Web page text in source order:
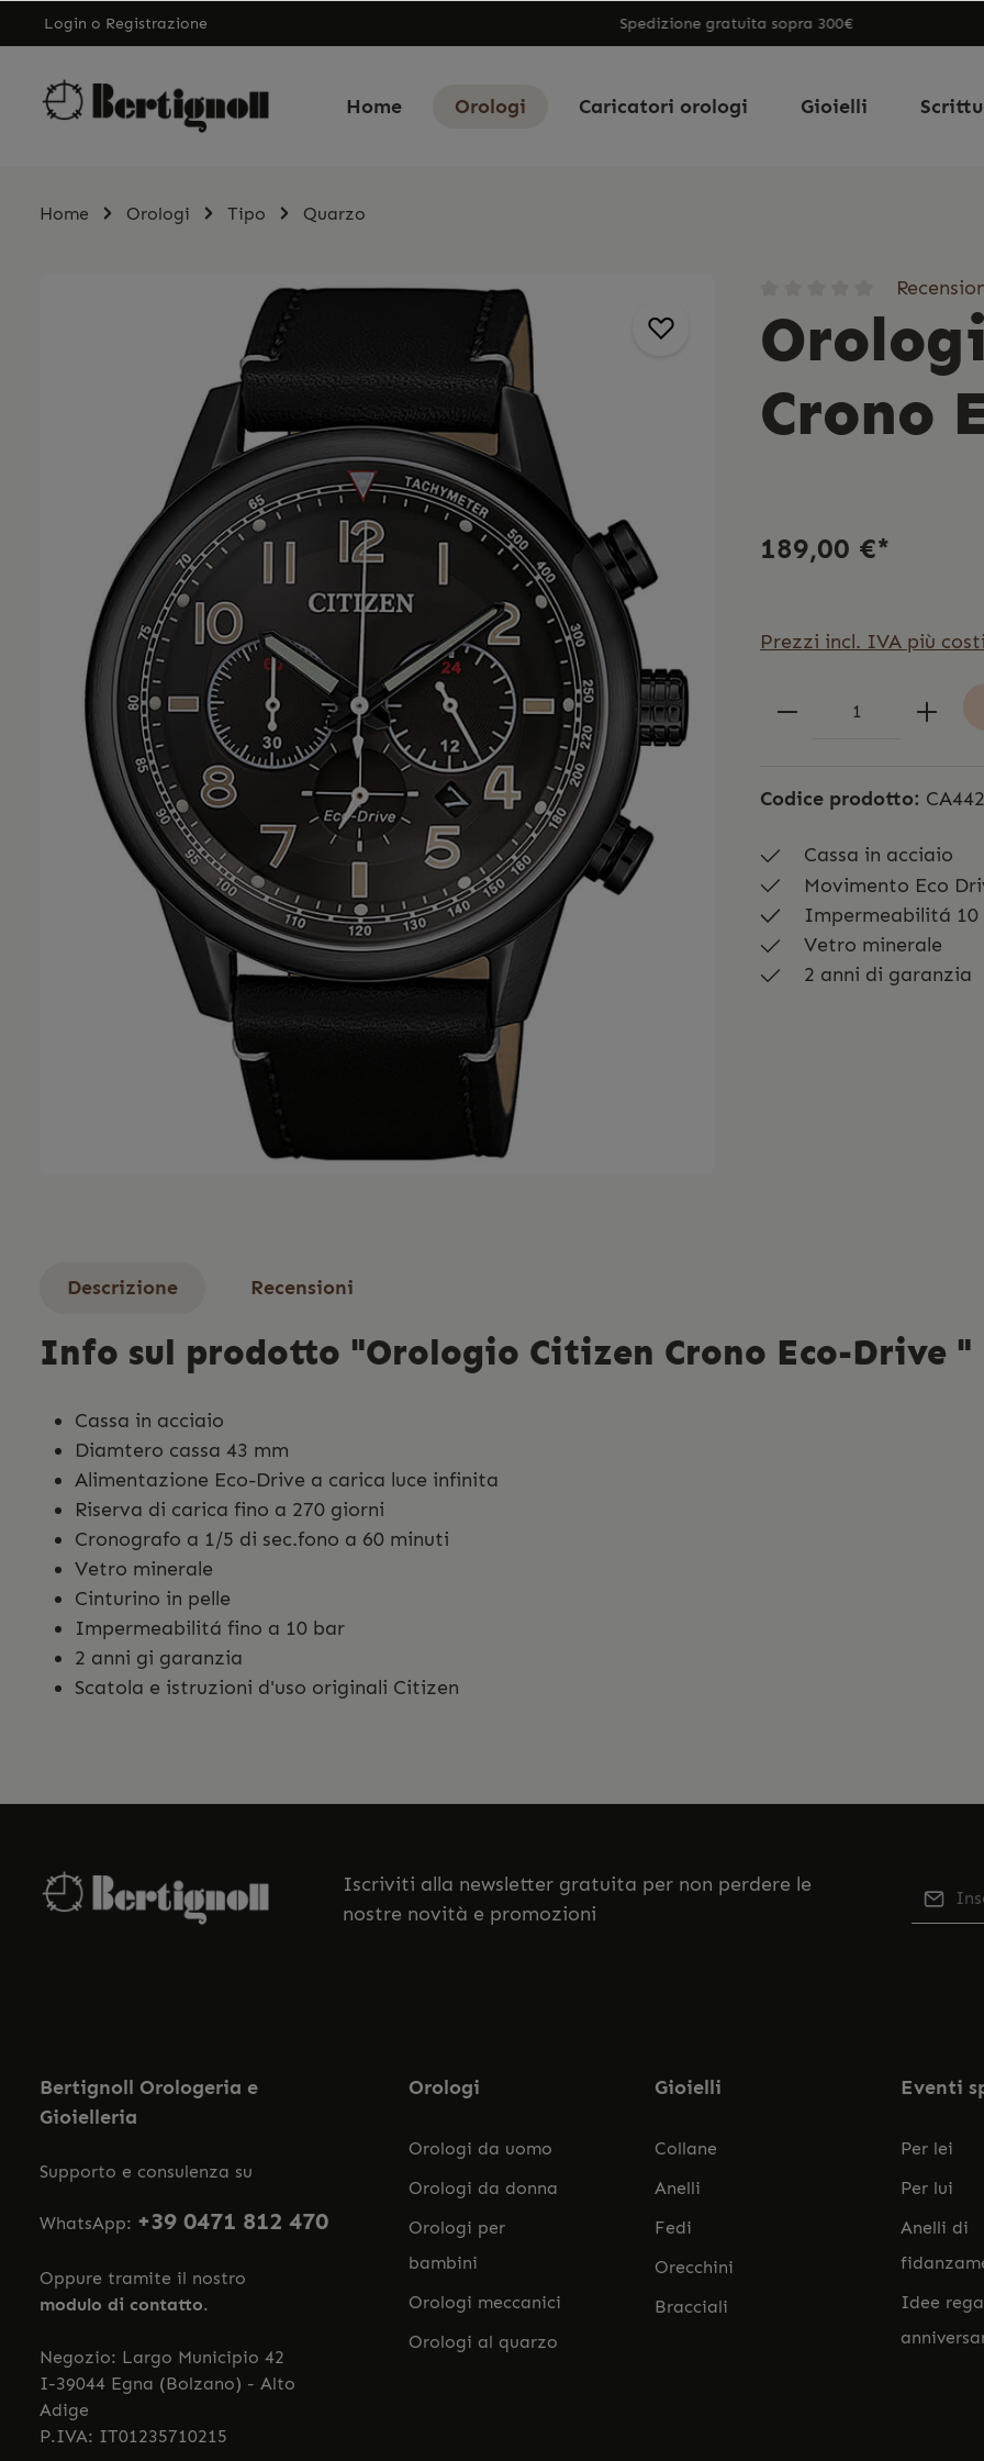
Login o Registrazione Spedizione gratuita sopra 300€
Home Orologi Caricatori orologi Gioielli
Home Orologi Tipo Quarzo
Crono
189,00 €*
Prezzi incl. IVA più
Codice prodotto:
Cassa in acciaio
Movimento Eco
Impermeabilitá 10
Vetro minerale
2 anni di garanzia
Descrizione Recensioni
Info sul prodotto "Orologio Citizen Crono Eco-Drive "
Cassa in acciaio
Diamtero cassa 43 mm
Alimentazione Eco-Drive a carica luce infinita
Riserva di carica fino a 270 giorni
Cronografo a 1/5 di sec.fono a 60 minuti
Vetro minerale
Cinturino in pelle
Impermeabilitá fino a 10 bar
2 anni gi garanzia
Scatola e istruzioni d'uso originali Citizen
Iscriviti alla newsletter gratuita per non perdere le
nostre novità e promozioni
Bertignoll Orologeria e
Gioielleria
Supporto e consulenza su
WhatsApp: +39 0471 812 470
Oppure tramite il nostro
modulo di contatto.
Negozio: Largo Municipio 42
I-39044 Egna (Bolzano) - Alto
Adige
P.IVA: IT01235710215
Orologi
Orologi da uomo
Orologi da donna
Orologi per
bambini
Orologi meccanici
Orologi al quarzo
Gioielli
Collane
Anelli
Fedi
Orecchini
Bracciali
Eventi
Per lei
Per lui
Anelli di
Idee